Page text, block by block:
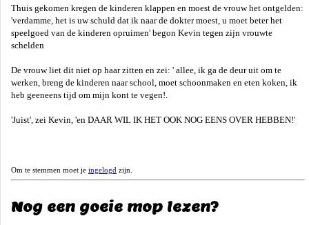
Thuis gekomen kregen de kinderen klappen en moest de vrouw het ontgelden:
'verdamme, het is uw schuld dat ik naar de dokter moest, u moet beter het
speelgoed van de kinderen opruimen' begon Kevin tegen zijn vrouwte
schelden
De vrouw liet dit niet op haar zitten en zei: ' allee, ik ga de deur uit om te
werken, breng de kinderen naar school, moet schoonmaken en eten koken, ik
heb geeneens tijd om mijn kont te vegen!.
'Juist', zei Kevin, 'en DAAR WIL IK HET OOK NOG EENS OVER HEBBEN!'
Om te stemmen moet je ingelogd zijn.
Nog een goeie mop lezen?